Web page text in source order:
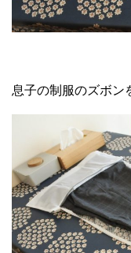
息子の制服のズボン